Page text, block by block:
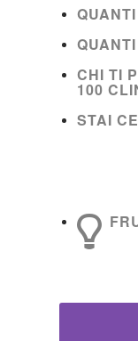
CHI TI
100
STAI